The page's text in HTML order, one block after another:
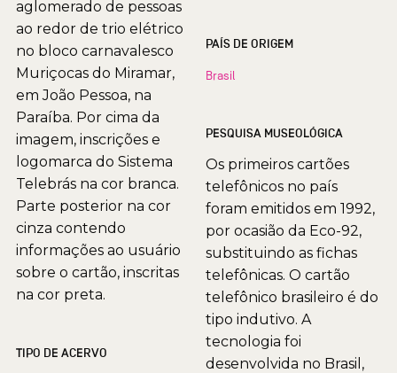
aglomerado de pessoas
ao redor de trio elétrico
no bloco carnavalesco
Muriçocas do Miramar,
em João Pessoa, na
Paraíba. Por cima da
imagem, inscrições e
logomarca do Sistema
Telebrás na cor branca.
Parte posterior na cor
cinza contendo
informações ao usuário
sobre o cartão, inscritas
na cor preta.
TIPO DE ACERVO
PAÍS DE ORIGEM
Brasil
PESQUISA MUSEOLÓGICA
Os primeiros cartões
telefônicos no país
foram emitidos em 1992,
por ocasião da Eco-92,
substituindo as fichas
telefônicas. O cartão
telefônico brasileiro é do
tipo indutivo. A
tecnologia foi
desenvolvida no Brasil,